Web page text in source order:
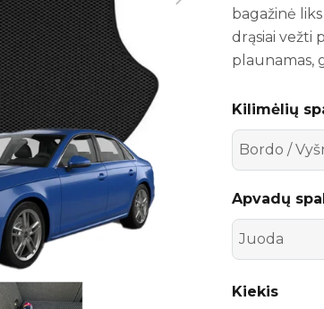
bagažinė
drąsiai vežti
plaunamas,
Kilimėlių
Apvadų
Kiekis